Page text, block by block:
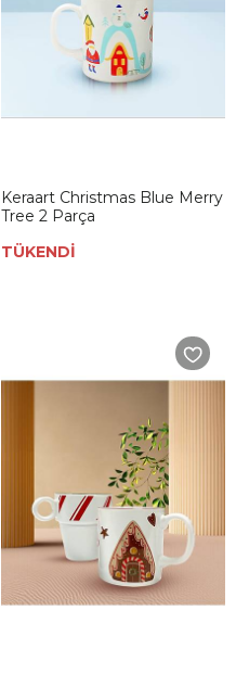
Keraart Christmas Blue Merry
Tree 2 Parça
TÜKENDİ